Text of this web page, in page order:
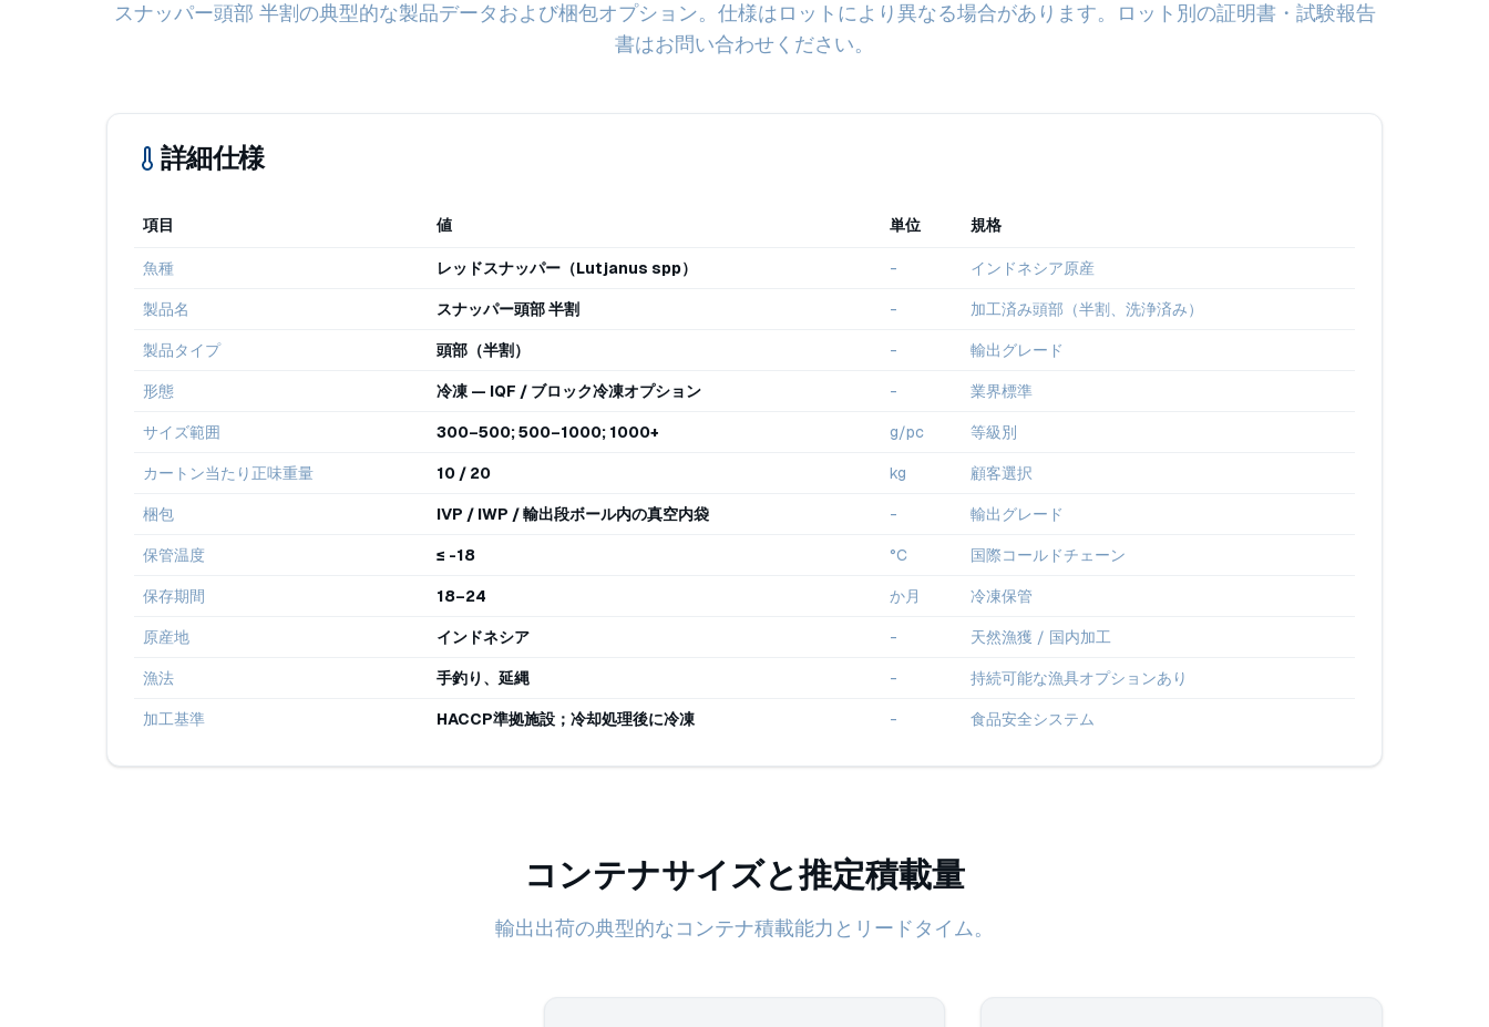
スナッパー頭部 半割の典型的な製品データおよび梱包オプション。仕様はロットにより異なる場合があります。ロット別の証明書・試験報告
書はお問い合わせください。
詳細仕様
項目 値 単位 規格
魚種 レッドスナッパー（Lutjanus spp） - インドネシア原産
製品名 スナッパー頭部 半割 - 加工済み頭部（半割、洗浄済み）
製品タイプ 頭部（半割） - 輸出グレード
形態 冷凍 — IQF / ブロック冷凍オプション - 業界標準
サイズ範囲 300–500; 500–1000; 1000+ g/pc 等級別
カートン当たり正味重量 10 / 20 kg 顧客選択
梱包 IVP / IWP / 輸出段ボール内の真空内袋 - 輸出グレード
保管温度 ≤ -18 °C 国際コールドチェーン
保存期間 18–24 か月 冷凍保管
原産地 インドネシア - 天然漁獲 / 国内加工
漁法 手釣り、延縄 - 持続可能な漁具オプションあり
加工基準 HACCP準拠施設；冷却処理後に冷凍 - 食品安全システム
コンテナサイズと推定積載量
輸出出荷の典型的なコンテナ積載能力とリードタイム。